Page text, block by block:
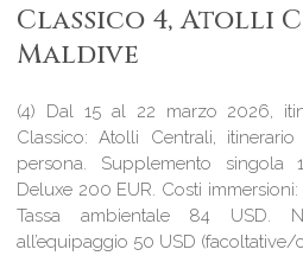
Classico 4, Atolli
Maldive
(4) Dal 15 al 22 marzo 2026,
Classico: Atolli Centrali,
persona. Supplemento singola
Deluxe 200 EUR. Costi
Tassa ambientale 84 USD.
all’equipaggio 50 USD (facoltative/